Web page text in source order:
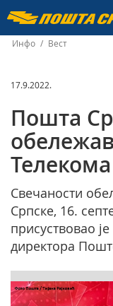
Пошта
Србије
д.о.о.
Инфо / Вест
17.9.2022.
Пошта
Свечаности
Српске, 16.
присуствовао
директора